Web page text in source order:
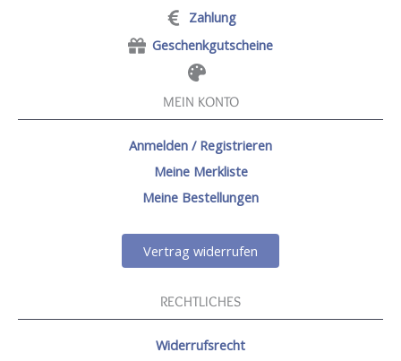
Zahlung
Geschenkgutscheine
MEIN KONTO
Anmelden / Registrieren
Meine Merkliste
Meine Bestellungen
Vertrag widerrufen
RECHTLICHES
Widerrufsrecht